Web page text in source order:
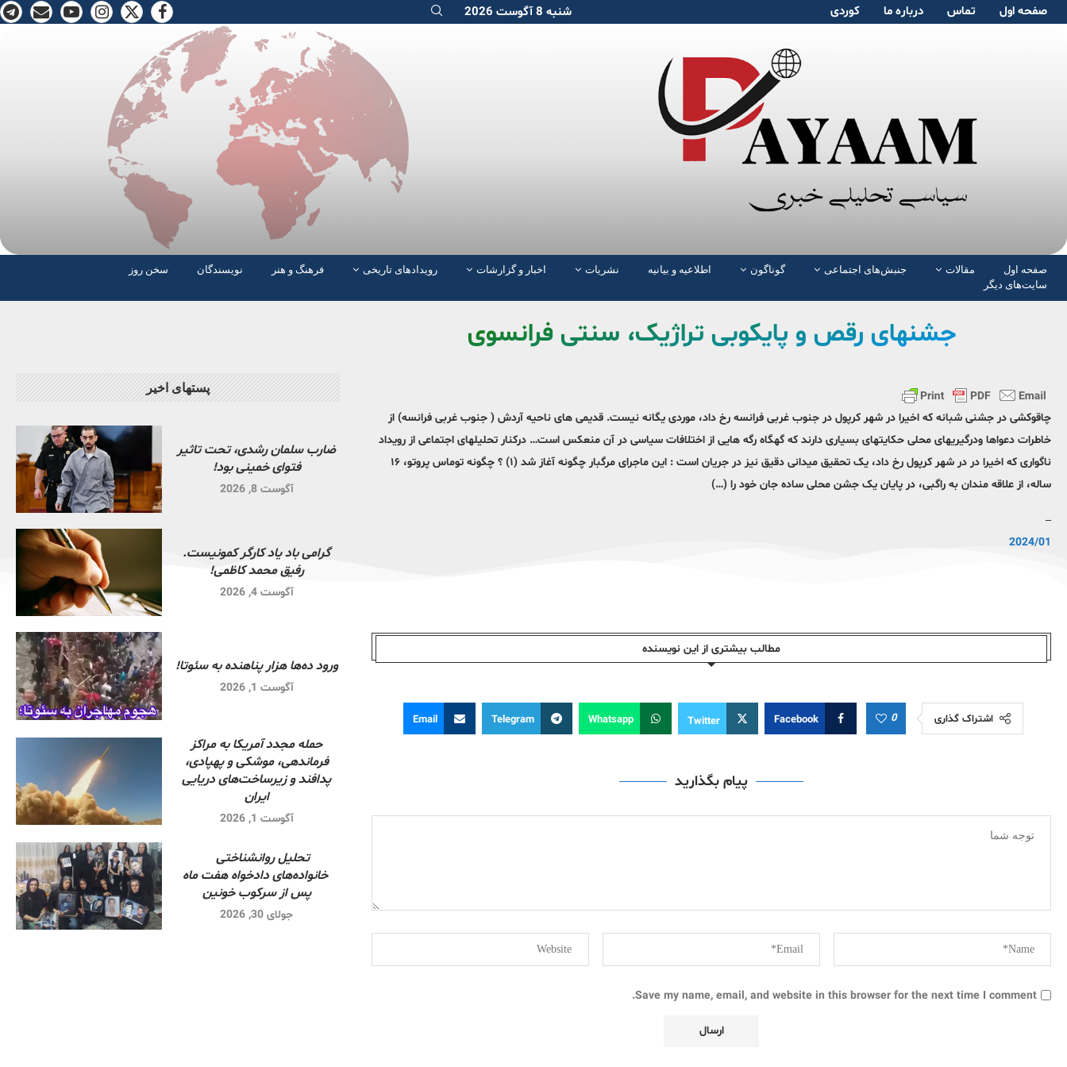
صفحە اول تماس دربارە ما کوردی شنبه 8 آگوست 2026
صفحە اول مقالات جنبش‌های اجتماعی گوناگون اطلاعیه و بیانیه نشریات اخبار و گزارشات رویدادهای تاریخی فرهنگ و هنر نویسندگان
سخن روز
سایت‌های دیگر
جشنهای رقص و پایکوبی تراژیک، سنتی فرانسوی
چاقوکشی در جشنی شبانه که اخیرا در شهر کرپول در جنوب غربی فرانسه رخ داد، موردی یگانه نیست. قدیمی های ناحیه آردش ( جنوب غربی فرانسه) از
خاطرات دعواها ودرگیریهای محلی حکایتهای بسیاری دارند که گهگاه رگه هایی از اختلافات سیاسی در آن منعکس است… درکنار تحلیلهای اجتماعی از رویداد
ناگواری که اخیرا در در شهر کرپول رخ داد، یک تحقیق میدانی دقیق نیز در جریان است : این ماجرای مرگبار چگونه آغاز شد (۱) ؟ چگونه توماس پروتو، ۱۶
ساله، از علاقه مندان به راگبی، در پایان یک جشن محلی ساده جان خود را (…)
–
2024/01
مطالب بیشتری از این نویسندە
اشتراک گذاری 0
Facebook
Twitter
Whatsapp
Telegram
Email
پیام بگذارید
Save my name, email, and website in this browser for the next time I comment.
پستهای اخیر
ضارب سلمان رشدی، تحت تاثیر
فتوای خمینی بود!
آگوست 8, 2026
گرامی باد یاد کارگر کمونیست.
رفیق محمد کاظمی!
آگوست 4, 2026
ورود ده‌ها هزار پناهنده به سئوتا!
آگوست 1, 2026
حمله مجدد آمریکا به مراکز
فرماندهی، موشکی و پهپادی،
پدافند و زیرساخت‌های دریایی
ایران
آگوست 1, 2026
تحلیل روانشناختی
خانواده‌های دادخواه هفت ماه
پس از سرکوب خونین
جولای 30, 2026